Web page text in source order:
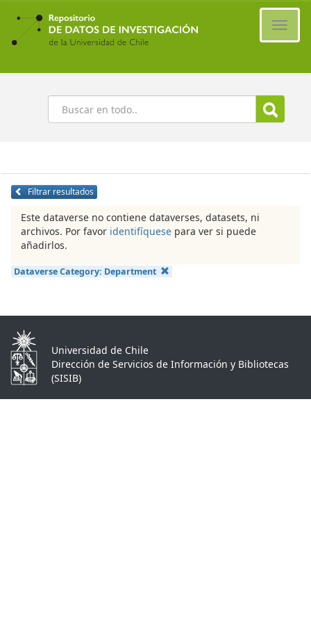
Ir
contenido
principal
Buscar
Filtrar resultados
Este dataverse no contiene dataverses, datasets, ni
archivos. Por favor identifíquese para ver si puede
añadirlos.
Dataverse Category: Department
Universidad de Chile
Dirección de Servicios de Información y Bibliotecas
(SISIB)